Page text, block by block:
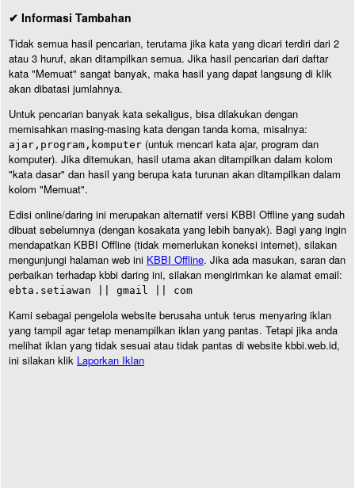
✔ Informasi Tambahan
Tidak semua hasil pencarian, terutama jika kata yang dicari terdiri dari 2
atau 3 huruf, akan ditampilkan semua. Jika hasil pencarian dari daftar
kata "Memuat" sangat banyak, maka hasil yang dapat langsung di klik
akan dibatasi jumlahnya.
Untuk pencarian banyak kata sekaligus, bisa dilakukan dengan
memisahkan masing-masing kata dengan tanda koma, misalnya:
ajar,program,komputer (untuk mencari kata ajar, program dan
komputer). Jika ditemukan, hasil utama akan ditampilkan dalam kolom
"kata dasar" dan hasil yang berupa kata turunan akan ditampilkan dalam
kolom "Memuat".
Edisi online/daring ini merupakan alternatif versi KBBI Offline yang sudah
dibuat sebelumnya (dengan kosakata yang lebih banyak). Bagi yang ingin
mendapatkan KBBI Offline (tidak memerlukan koneksi internet), silakan
mengunjungi halaman web ini KBBI Offline. Jika ada masukan, saran dan
perbaikan terhadap kbbi daring ini, silakan mengirimkan ke alamat email:
ebta.setiawan || gmail || com
Kami sebagai pengelola website berusaha untuk terus menyaring iklan
yang tampil agar tetap menampilkan iklan yang pantas. Tetapi jika anda
melihat iklan yang tidak sesuai atau tidak pantas di website kbbi.web.id,
ini silakan klik Laporkan Iklan